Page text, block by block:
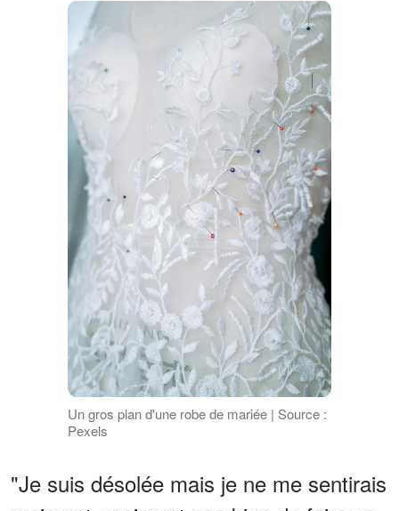
Un gros plan d'une robe de mariée | Source :
Pexels
"Je suis désolée mais je ne me sentirais